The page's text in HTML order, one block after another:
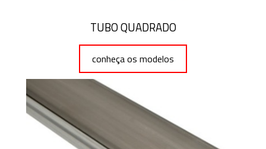
TUBO QUADRADO
conheça os modelos